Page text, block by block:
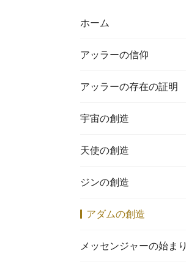
ホーム
アッラーの信仰
アッラーの存在の証明
宇宙の創造
天使の創造
ジンの創造
アダムの創造
メッセンジャーの始まり